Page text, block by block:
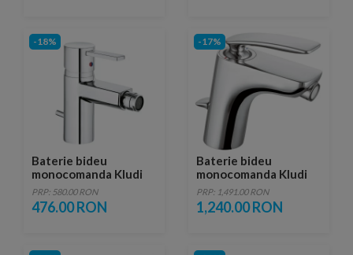
-18%
Baterie bideu
monocomanda Kludi
Zenta
PRP: 580.00 RON
476.00 RON
-17%
Baterie bideu
monocomanda Kludi
Balance
PRP: 1,491.00 RON
1,240.00 RON